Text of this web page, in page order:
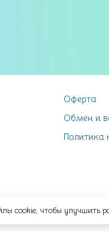
Оферта
Обмен и
Политика
cookie, чтобы улучшить